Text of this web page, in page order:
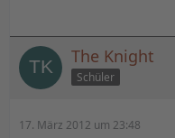
The Knight
Schüler
17. März 2012 um 23:48